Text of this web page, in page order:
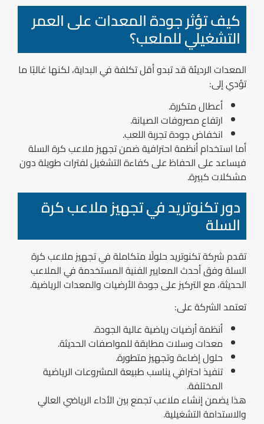
كيف تؤثر جودة المعدات على العمر
التشغيلي للملعب؟
المعدات الرديئة قد تبدو أقل تكلفة في البداية، لكنها غالبًا ما
تؤدي إلى:
أعطال متكررة.
ارتفاع مصروفات الصيانة.
انخفاض جودة تجربة اللعب.
أما استخدام أنظمة احترافية ضمن تجهيز ملاعب كرة السلة
فيساعد على الحفاظ على كفاءة التشغيل لفترات طويلة دون
مشكلات كبيرة.
دور تكنوتريد في تجهيز ملاعب كرة
السلة
تقدم شركة تكنوتريد حلولًا متكاملة في تجهيز ملاعب كرة
السلة وفق أحدث المعايير الفنية المستخدمة في الملاعب
الحديثة، مع التركيز على جودة الأرضيات والمعدات الرياضية.
تعتمد الشركة على:
أنظمة أرضيات رياضية عالية الجودة.
معدات وسلات مطابقة للمواصفات الحديثة.
حلول إضاءة وتجهيز متطورة.
تنفيذ احترافي يناسب طبيعة المشروعات الرياضية
المختلفة.
هذا يضمن إنشاء ملاعب تجمع بين الأداء الرياضي العالي
والاستدامة التشغيلية.